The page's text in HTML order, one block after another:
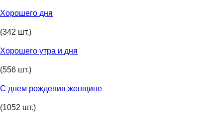
Хорошего дня
(342 шт.)
Хорошего утра и дня
(556 шт.)
С днем рождения женщине
(1052 шт.)